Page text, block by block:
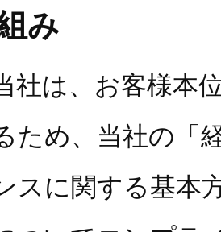
み
は、お客様本
ため、当社の「
スに関する基本